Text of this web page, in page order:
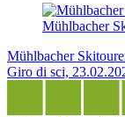
Mühlbacher
Mühlbacher
Giro di sci,